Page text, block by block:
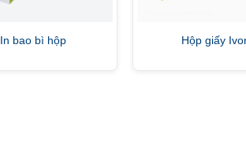
In bao bì hộp Hộp giấy